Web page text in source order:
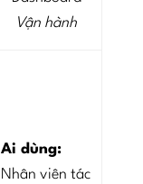
Vận hành
Ai dùng:
Nhân viên tác